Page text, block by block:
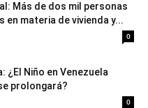
Más de dos mil personas
en materia de vivienda y...
0
¿El Niño en Venezuela
prolongará?
0